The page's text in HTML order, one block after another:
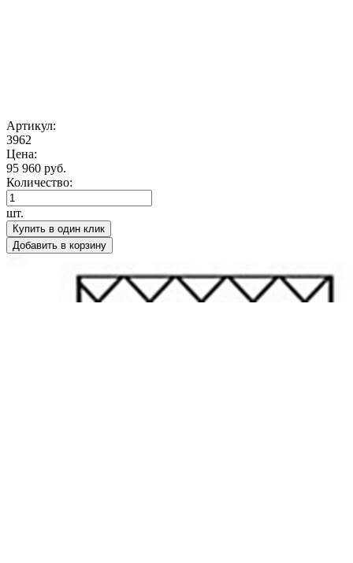
Артикул:
3962
Цена:
95 960 руб.
Количество:
шт.
Купить в один клик
Добавить в корзину